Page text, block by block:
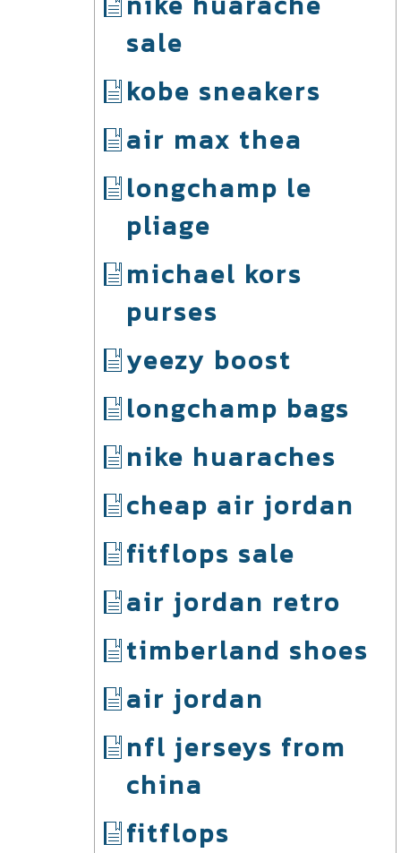
sale
kobe sneakers
air max thea
longchamp le
pliage
michael kors
purses
yeezy boost
longchamp bags
nike huaraches
cheap air jordan
fitflops sale
air jordan retro
timberland shoes
air jordan
nfl jerseys from
china
fitflops